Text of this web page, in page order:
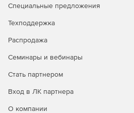
Специальные предложения
Техподдержка
Распродажа
Семинары и вебинары
Стать партнером
Вход в ЛК партнера
О компании